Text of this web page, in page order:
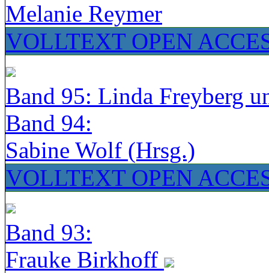
Melanie Reymer
VOLLTEXT OPEN
Band 95: Linda Freyberg
Band 94:
Sabine Wolf (Hrsg.)
VOLLTEXT OPEN
Band 93:
Frauke Birkhoff